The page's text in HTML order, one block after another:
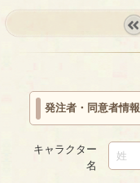
発注者・同意者情報
キャラクター
名